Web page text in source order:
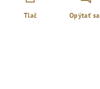
Tlač Opýtať sa